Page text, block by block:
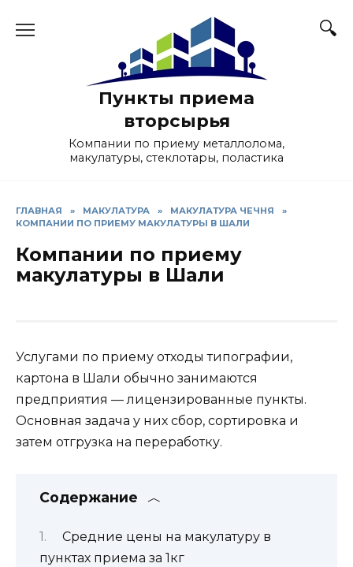
Пункты приема
вторсырья
Компании по приему металлолома,
макулатуры, стеклотары, поластика
ГЛАВНАЯ » МАКУЛАТУРА » МАКУЛАТУРА ЧЕЧНЯ
»
КОМПАНИИ ПО ПРИЕМУ МАКУЛАТУРЫ В ШАЛИ
Компании по приему
макулатуры в Шали
Услугами по приему отходы типографии,
картона в Шали обычно занимаются
предприятия — лицензированные пункты.
Основная задача у них сбор, сортировка и
затем отгрузка на переработку.
Содержание
Средние цены на макулатуру в
пунктах приема за 1кг